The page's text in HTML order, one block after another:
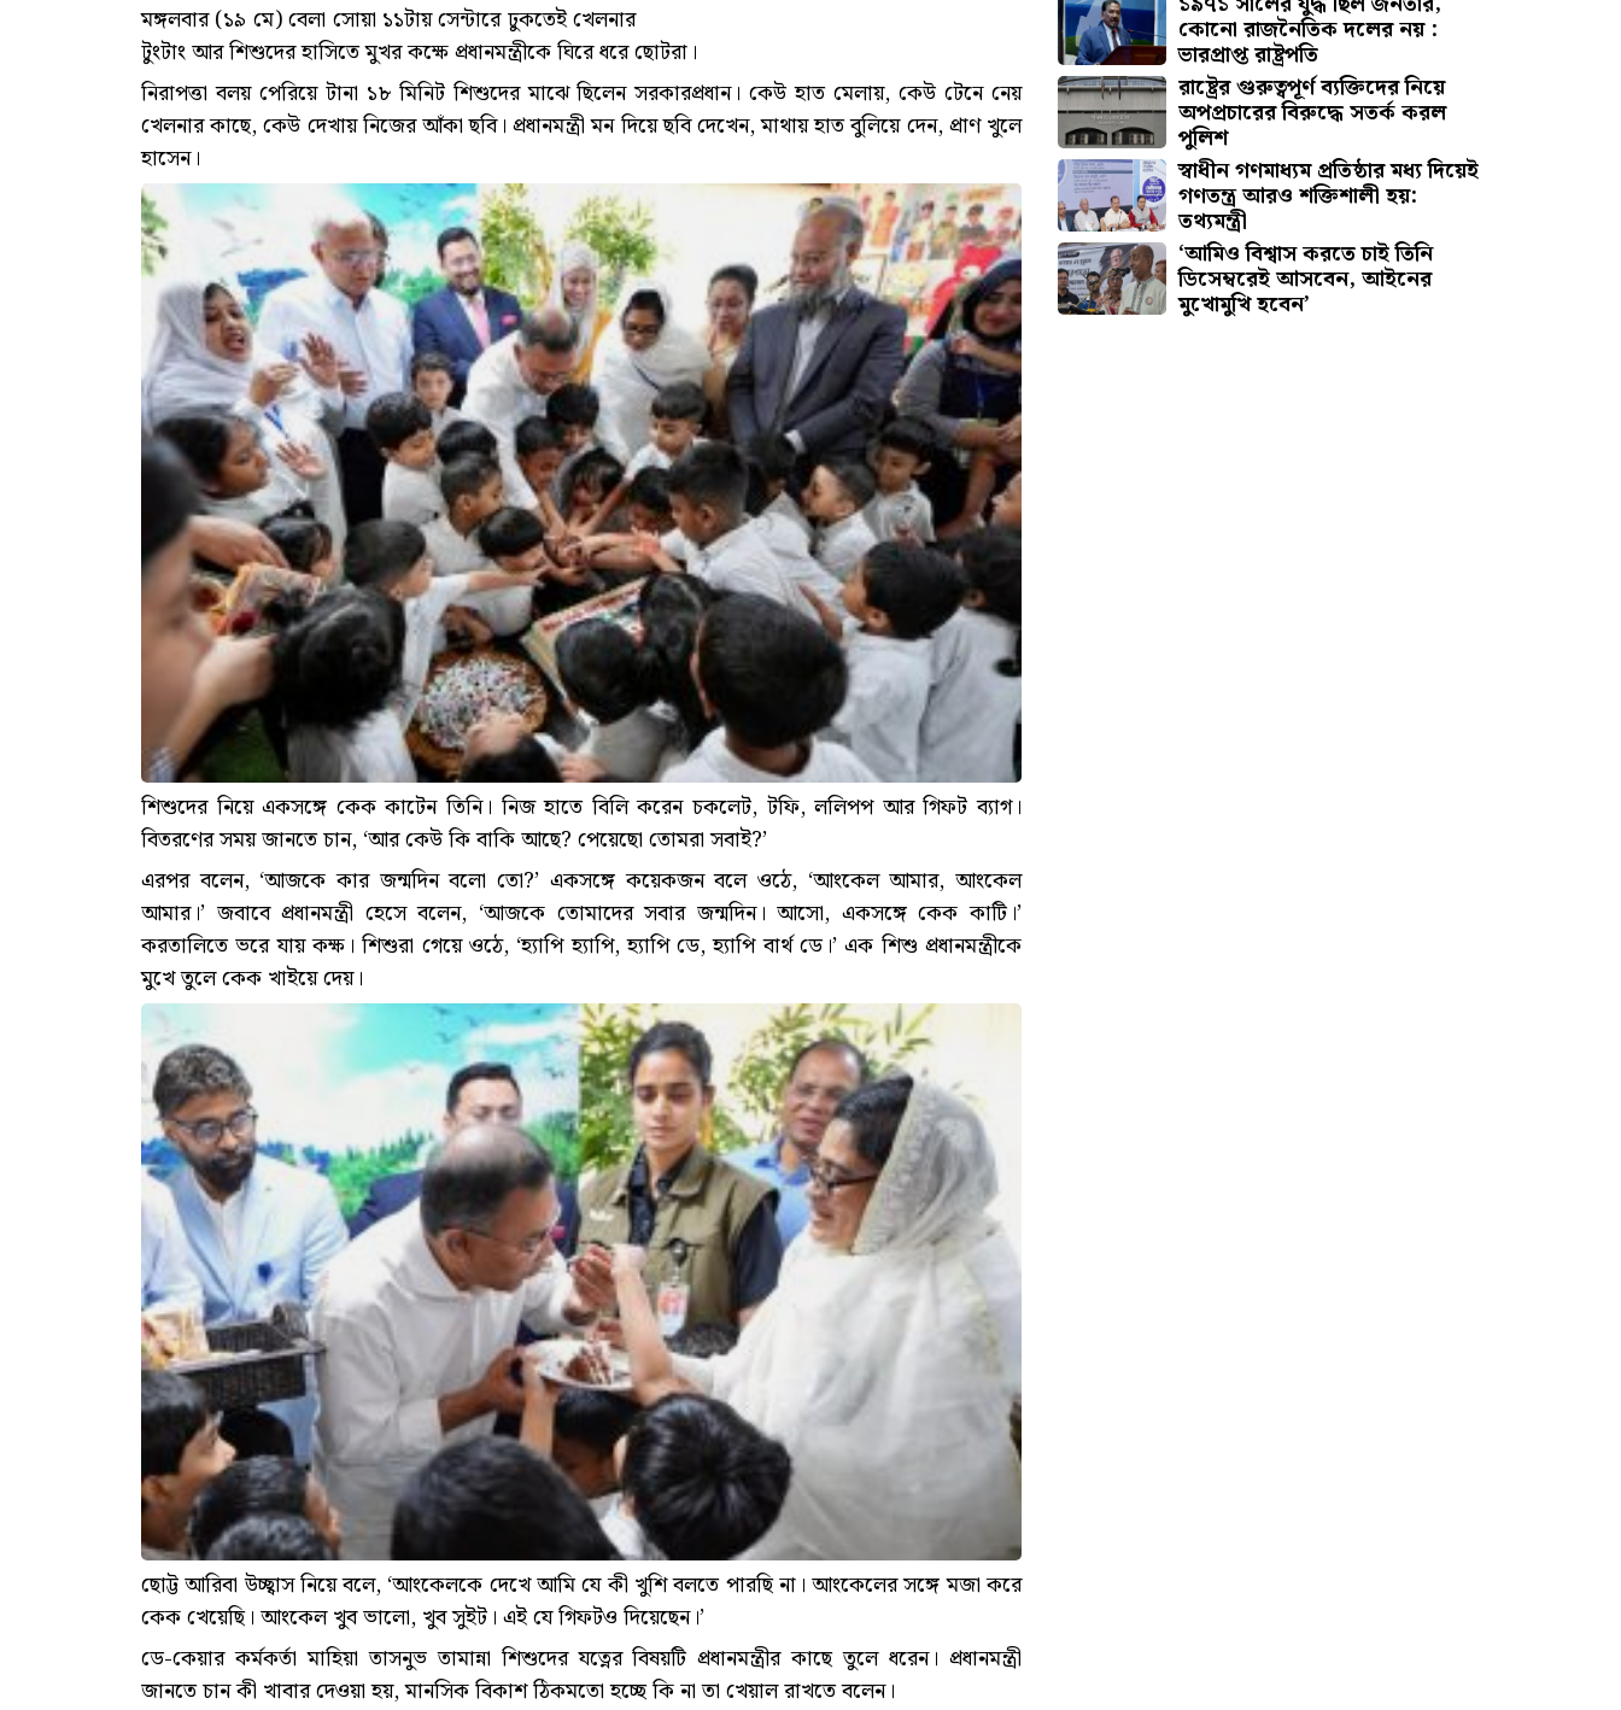
মঙ্গলবার (১৯ মে) বেলা সোয়া ১১টায় সেন্টারে ঢুকতেই খেলনার
টুংটাং আর শিশুদের হাসিতে মুখর কক্ষে প্রধানমন্ত্রীকে ঘিরে ধরে ছোটরা।
নিরাপত্তা বলয় পেরিয়ে টানা ১৮ মিনিট শিশুদের মাঝে ছিলেন সরকারপ্রধান। কেউ হাত মেলায়, কেউ টেনে নেয়
খেলনার কাছে, কেউ দেখায় নিজের আঁকা ছবি। প্রধানমন্ত্রী মন দিয়ে ছবি দেখেন, মাথায় হাত বুলিয়ে দেন, প্রাণ খুলে
হাসেন।
শিশুদের নিয়ে একসঙ্গে কেক কাটেন তিনি। নিজ হাতে বিলি করেন চকলেট, টফি, ললিপপ আর গিফট ব্যাগ।
বিতরণের সময় জানতে চান, ‘আর কেউ কি বাকি আছে? পেয়েছো তোমরা সবাই?’
এরপর বলেন, ‘আজকে কার জন্মদিন বলো তো?’ একসঙ্গে কয়েকজন বলে ওঠে, ‘আংকেল আমার, আংকেল
আমার।’ জবাবে প্রধানমন্ত্রী হেসে বলেন, ‘আজকে তোমাদের সবার জন্মদিন। আসো, একসঙ্গে কেক কাটি।’
করতালিতে ভরে যায় কক্ষ। শিশুরা গেয়ে ওঠে, ‘হ্যাপি হ্যাপি, হ্যাপি ডে, হ্যাপি বার্থ ডে।’ এক শিশু প্রধানমন্ত্রীকে
মুখে তুলে কেক খাইয়ে দেয়।
ছোট্ট আরিবা উচ্ছ্বাস নিয়ে বলে, ‘আংকেলকে দেখে আমি যে কী খুশি বলতে পারছি না। আংকেলের সঙ্গে মজা করে
কেক খেয়েছি। আংকেল খুব ভালো, খুব সুইট। এই যে গিফটও দিয়েছেন।’
ডে-কেয়ার কর্মকর্তা মাহিয়া তাসনুভ তামান্না শিশুদের যত্নের বিষয়টি প্রধানমন্ত্রীর কাছে তুলে ধরেন। প্রধানমন্ত্রী
জানতে চান কী খাবার দেওয়া হয়, মানসিক বিকাশ ঠিকমতো হচ্ছে কি না তা খেয়াল রাখতে বলেন।
কোনো রাজনৈতিক দলের নয় :
ভারপ্রাপ্ত রাষ্ট্রপতি
রাষ্ট্রের গুরুত্বপূর্ণ ব্যক্তিদের নিয়ে
অপপ্রচারের বিরুদ্ধে সতর্ক করল
পুলিশ
স্বাধীন গণমাধ্যম প্রতিষ্ঠার মধ্য দিয়েই
গণতন্ত্র আরও শক্তিশালী হয়:
তথ্যমন্ত্রী
‘আমিও বিশ্বাস করতে চাই তিনি
ডিসেম্বরেই আসবেন, আইনের
মুখোমুখি হবেন’